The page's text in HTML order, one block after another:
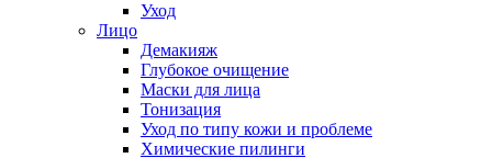
Уход
Лицо
Демакияж
Глубокое очищение
Маски для лица
Тонизация
Уход по типу кожи и проблеме
Химические пилинги